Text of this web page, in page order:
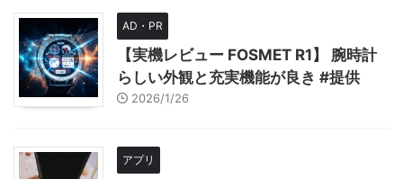
AD・PR
【実機レビュー FOSMET R1】 腕時計
らしい外観と充実機能が良き #提供
2026/1/26
アプリ